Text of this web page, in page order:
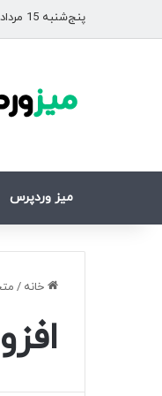
پنج‌شنبه 15 مرداد 1405
میز وردپرس
خانه /